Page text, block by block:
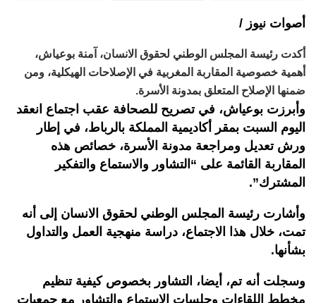
أصوات نيوز /
أكدت رئيسة المجلس الوطني لحقوق الانسان، آمنة بوعياش،
أهمية خصوصية المقاربة المغربية في الإصلاحات الهيكلية، ومن
ضمنها الإصلاح المتعلق بمدونة الأسرة.
وأبرزت بوعياش، في تصريح للصحافة عقب اجتماع انعقد
اليوم السبت بمقر أكاديمية المملكة بالرباط، في إطار
ورش تعديل ومراجعة مدونة الأسرة، خصائص هذه
المقاربة القائمة على “التشاور والاستماع والتفكير
المشترك”.
وأشارت رئيسة المجلس الوطني لحقوق الانسان إلى أنه
تمت، خلال هذا الاجتماع، دراسة منهجية العمل والتداول
بشأنها.
وسجلت أنه تم، أيضا، التشاور بخصوص كيفية تنظيم
مخطط اللقاءات وجلسات الاستماع والتشاور مع جمعيات